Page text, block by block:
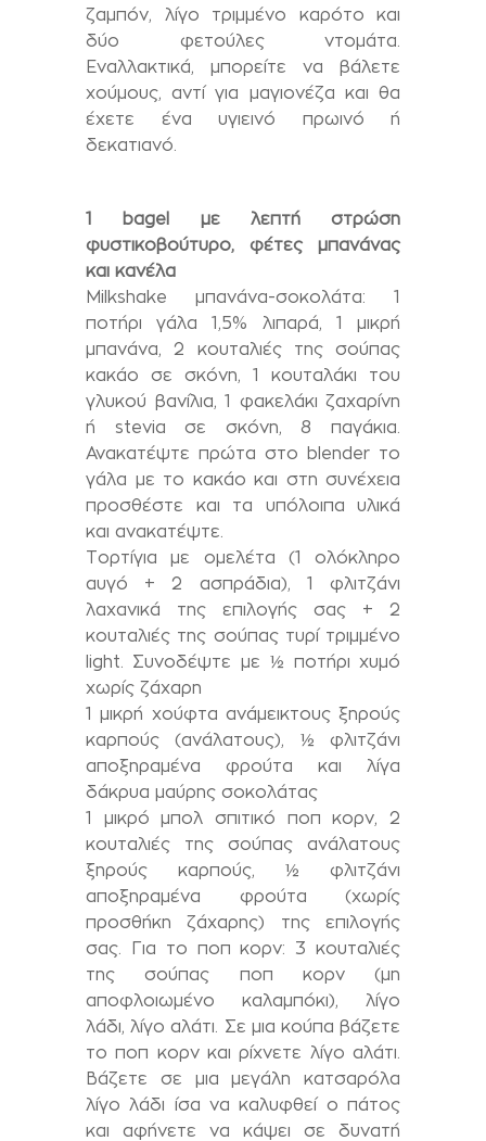
ζαμπόν, λίγο τριμμένο καρότο και
δύο φετούλες ντομάτα.
Εναλλακτικά, μπορείτε να βάλετε
χούμους, αντί για μαγιονέζα και θα
έχετε ένα υγιεινό πρωινό ή
δεκατιανό.
1 bagel με λεπτή στρώση
φυστικοβούτυρο, φέτες μπανάνας
και κανέλα
Milkshake μπανάνα-σοκολάτα: 1
ποτήρι γάλα 1,5% λιπαρά, 1 μικρή
μπανάνα, 2 κουταλιές της σούπας
κακάο σε σκόνη, 1 κουταλάκι του
γλυκού βανίλια, 1 φακελάκι ζαχαρίνη
ή stevia σε σκόνη, 8 παγάκια.
Ανακατέψτε πρώτα στο blender το
γάλα με το κακάο και στη συνέχεια
προσθέστε και τα υπόλοιπα υλικά
και ανακατέψτε.
Τορτίγια με ομελέτα (1 ολόκληρο
αυγό + 2 ασπράδια), 1 φλιτζάνι
λαχανικά της επιλογής σας + 2
κουταλιές της σούπας τυρί τριμμένο
light. Συνοδέψτε με ½ ποτήρι χυμό
χωρίς ζάχαρη
1 μικρή χούφτα ανάμεικτους ξηρούς
καρπούς (ανάλατους), ½ φλιτζάνι
αποξηραμένα φρούτα και λίγα
δάκρυα μαύρης σοκολάτας
1 μικρό μπολ σπιτικό ποπ κορν, 2
κουταλιές της σούπας ανάλατους
ξηρούς καρπούς, ½ φλιτζάνι
αποξηραμένα φρούτα (χωρίς
προσθήκη ζάχαρης) της επιλογής
σας. Για το ποπ κορν: 3 κουταλιές
της σούπας ποπ κορν (μη
αποφλοιωμένο καλαμπόκι), λίγο
λάδι, λίγο αλάτι. Σε μια κούπα βάζετε
το ποπ κορν και ρίχνετε λίγο αλάτι.
Βάζετε σε μια μεγάλη κατσαρόλα
λίγο λάδι ίσα να καλυφθεί ο πάτος
και αφήνετε να κάψει σε δυνατή